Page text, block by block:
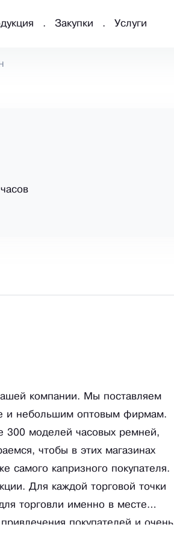
Закупки Услуги
компании. Мы поставляем
и небольшим оптовым фирмам.
300 моделей часовых ремней,
чтобы в этих магазинах
самого капризного покупателя.
Для каждой торговой точки
торговли именно в месте
покупателей и очень